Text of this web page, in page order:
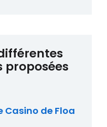
proposées
Casino de Floa